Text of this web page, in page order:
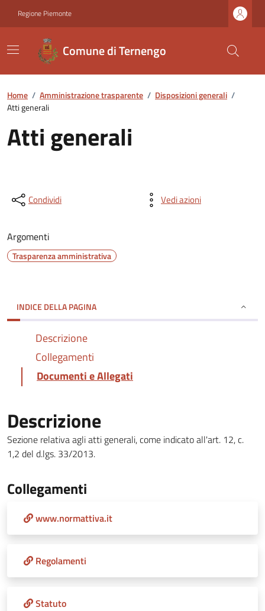
Regione Piemonte
Comune di Ternengo
Home / Amministrazione trasparente / Disposizioni generali /
Atti generali
Atti generali
Condividi Vedi azioni
Argomenti
Trasparenza amministrativa
INDICE DELLA PAGINA
Descrizione
Collegamenti
Documenti e Allegati
Descrizione
Sezione relativa agli atti generali, come indicato all'art. 12, c.
1,2 del d.lgs. 33/2013.
Collegamenti
www.normattiva.it
Regolamenti
Statuto